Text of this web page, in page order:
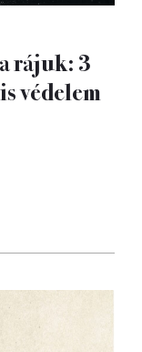
rájuk: 3
védelem